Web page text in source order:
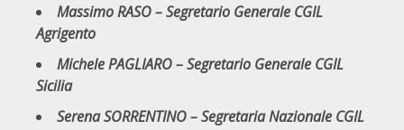
Massimo RASO – Segretario Generale CGIL
Agrigento
Michele PAGLIARO – Segretario Generale CGIL
Sicilia
Serena SORRENTINO – Segretaria Nazionale CGIL